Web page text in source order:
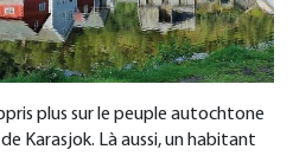
plus sur le peuple autochtone
Karasjok. Là aussi, un habitant